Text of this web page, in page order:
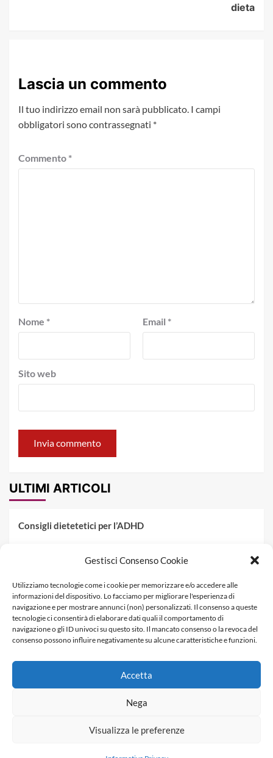
Gestisci Consenso Cookie
Utilizziamo tecnologie come i cookie per memorizzare e/o accedere alle
informazioni del dispositivo. Lo facciamo per migliorare l'esperienza di
navigazione e per mostrare annunci (non) personalizzati. Il consenso a queste
tecnologie ci consentirà di elaborare dati quali il comportamento di
navigazione o gli ID univoci su questo sito. Il mancato consenso o la revoca del
consenso possono influire negativamente su alcune caratteristiche e funzioni.
Accetta
Nega
Visualizza le preferenze
dieta
Lascia un commento
Il tuo indirizzo email non sarà pubblicato. I campi
obbligatori sono contrassegnati *
Commento *
Nome * Email *
Sito web
ULTIMI ARTICOLI
Consigli dietetetici per l’ADHD
Fenilchetonuria
Dieta militare: come funziona, opinioni e schema tipo per
dimagrire in 3 giorni
Informativa Privacy
Copyright © Dietagratis.com è un sito di proprietà di
SEOWEBBS SRL - REA: LE 278983 - P.Iva 04278590759